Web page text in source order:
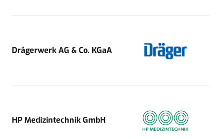
Drägerwerk AG & Co. KGaA
HP Medizintechnik GmbH